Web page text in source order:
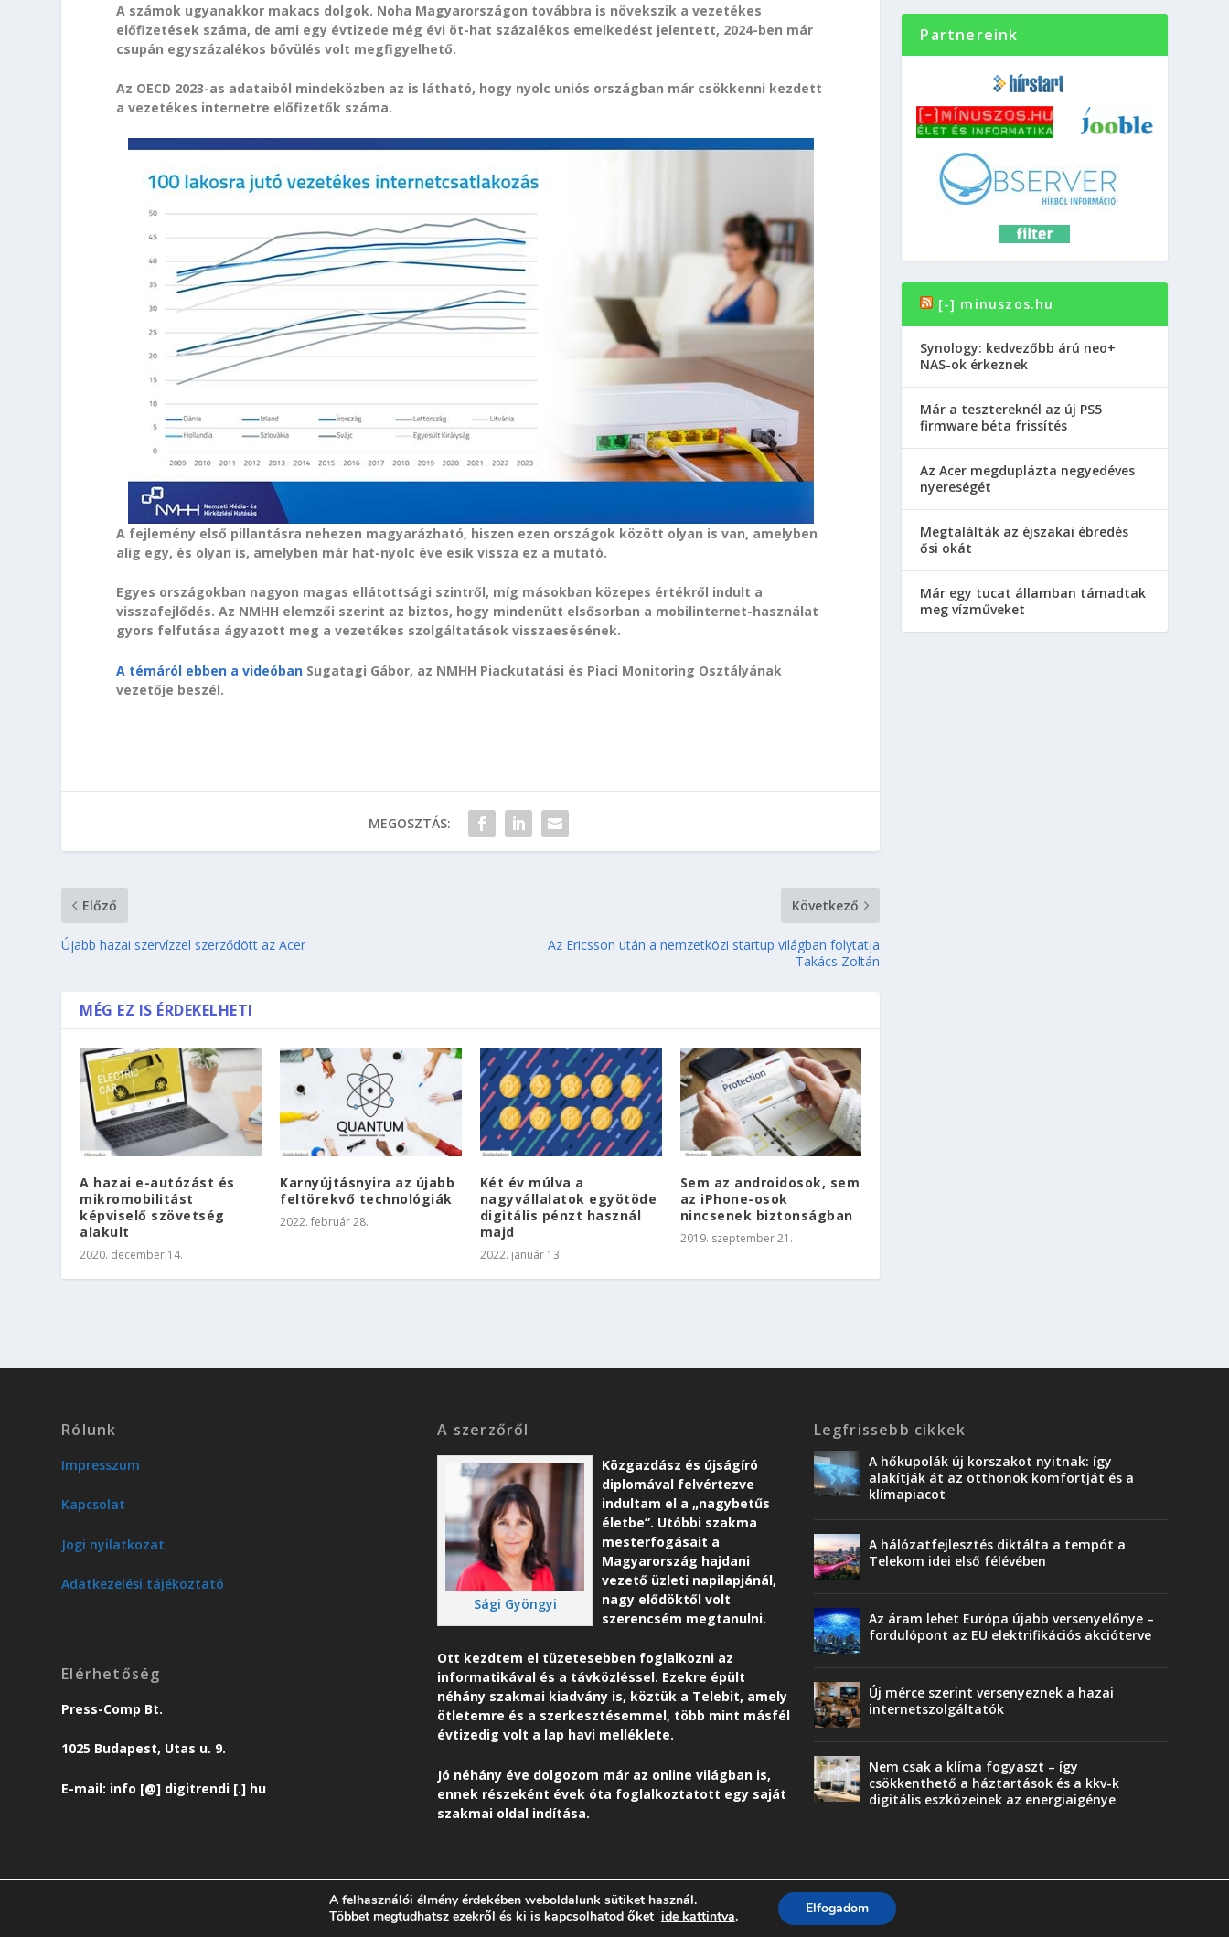
A számok ugyanakkor makacs dolgok. Noha Magyarországon továbbra is növekszik a vezetékes
előfizetések száma, de ami egy évtizede még évi öt-hat százalékos emelkedést jelentett, 2024-ben már
csupán egyszázalékos bővülés volt megfigyelhető.
Az OECD 2023-as adataiból mindeközben az is látható, hogy nyolc uniós országban már csökkenni kezdett
a vezetékes internetre előfizetők száma.
A fejlemény első pillantásra nehezen magyarázható, hiszen ezen országok között olyan is van, amelyben
alig egy, és olyan is, amelyben már hat-nyolc éve esik vissza ez a mutató.
Egyes országokban nagyon magas ellátottsági szintről, míg másokban közepes értékről indult a
visszafejlődés. Az NMHH elemzői szerint az biztos, hogy mindenütt elsősorban a mobilinternet-használat
gyors felfutása ágyazott meg a vezetékes szolgáltatások visszaesésének.
A témáról ebben a videóban Sugatagi Gábor, az NMHH Piackutatási és Piaci Monitoring Osztályának
vezetője beszél.
MEGOSZTÁS:
Előző
Újabb hazai szervízzel szerződött az Acer
Következő
Az Ericsson után a nemzetközi startup világban folytatja
Takács Zoltán
MÉG EZ IS ÉRDEKELHETI
A hazai e-autózást és
mikromobilitást
képviselő szövetség
alakult
2020. december 14.
Karnyújtásnyira az újabb
feltörekvő technológiák
2022. február 28.
Két év múlva a
nagyvállalatok egyötöde
digitális pénzt használ
majd
2022. január 13.
Sem az androidosok, sem
az iPhone-osok
nincsenek biztonságban
2019. szeptember 21.
Partnereink
[-] minuszos.hu
Synology: kedvezőbb árú neo+
NAS-ok érkeznek
Már a tesztereknél az új PS5
firmware béta frissítés
Az Acer megduplázta negyedéves
nyereségét
Megtalálták az éjszakai ébredés
ősi okát
Már egy tucat államban támadtak
meg vízműveket
Rólunk
Impresszum
Kapcsolat
Jogi nyilatkozat
Adatkezelési tájékoztató
Elérhetőség
Press-Comp Bt.
1025 Budapest, Utas u. 9.
E-mail: info [@] digitrendi [.] hu
A szerzőről
Sági Gyöngyi
Közgazdász és újságíró
diplomával felvértezve
indultam el a „nagybetűs
életbe”. Utóbbi szakma
mesterfogásait a
Magyarország hajdani
vezető üzleti napilapjánál,
nagy elődöktől volt
szerencsém megtanulni.
Ott kezdtem el tüzetesebben foglalkozni az
informatikával és a távközléssel. Ezekre épült
néhány szakmai kiadvány is, köztük a Telebit, amely
ötletemre és a szerkesztésemmel, több mint másfél
évtizedig volt a lap havi melléklete.
Jó néhány éve dolgozom már az online világban is,
ennek részeként évek óta foglalkoztatott egy saját
szakmai oldal indítása.
Legfrissebb cikkek
A hőkupolák új korszakot nyitnak: így
alakítják át az otthonok komfortját és a
klímapiacot
A hálózatfejlesztés diktálta a tempót a
Telekom idei első félévében
Az áram lehet Európa újabb versenyelőnye –
fordulópont az EU elektrifikációs akcióterve
Új mérce szerint versenyeznek a hazai
internetszolgáltatók
Nem csak a klíma fogyaszt – így
csökkenthető a háztartások és a kkv-k
digitális eszközeinek az energiaigénye
Trend Üzlet
A felhasználói élmény érdekében weboldalunk sütiket használ.
Többet megtudhatsz ezekről és ki is kapcsolhatod őket ide kattintva. Elfogadom